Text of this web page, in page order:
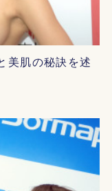
美肌の秘訣を述